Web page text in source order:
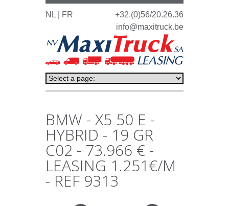
+32.(0)56/20.26.36
info@maxitruck.be
NL | FR
BMW - X5 50 E -
HYBRID - 19 GR
C02 - 73.966 € -
LEASING 1.251€/M
- REF 9313